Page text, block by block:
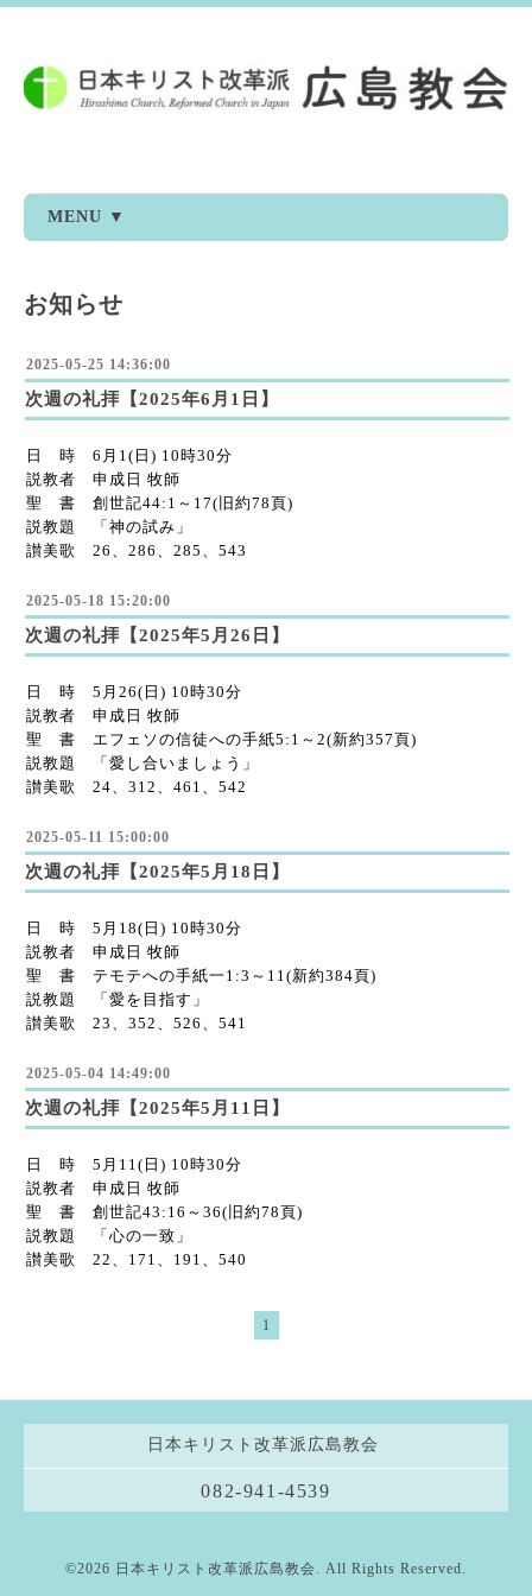
MENU ▼
お知らせ
2025-05-25 14:36:00
次週の礼拝【2025年6月1日】
日 時 6月1(日) 10時30分
説教者 申成日 牧師
聖 書 創世記44:1～17(旧約78頁)
説教題 「神の試み」
讃美歌 26、286、285、543
2025-05-18 15:20:00
次週の礼拝【2025年5月26日】
日 時 5月26(日) 10時30分
説教者 申成日 牧師
聖 書 エフェソの信徒への手紙5:1～2(新約357頁)
説教題 「愛し合いましょう」
讃美歌 24、312、461、542
2025-05-11 15:00:00
次週の礼拝【2025年5月18日】
日 時 5月18(日) 10時30分
説教者 申成日 牧師
聖 書 テモテへの手紙一1:3～11(新約384頁)
説教題 「愛を目指す」
讃美歌 23、352、526、541
2025-05-04 14:49:00
次週の礼拝【2025年5月11日】
日 時 5月11(日) 10時30分
説教者 申成日 牧師
聖 書 創世記43:16～36(旧約78頁)
説教題 「心の一致」
讃美歌 22、171、191、540
1
日本キリスト改革派広島教会
082-941-4539
©2026 日本キリスト改革派広島教会. All Rights Reserved.